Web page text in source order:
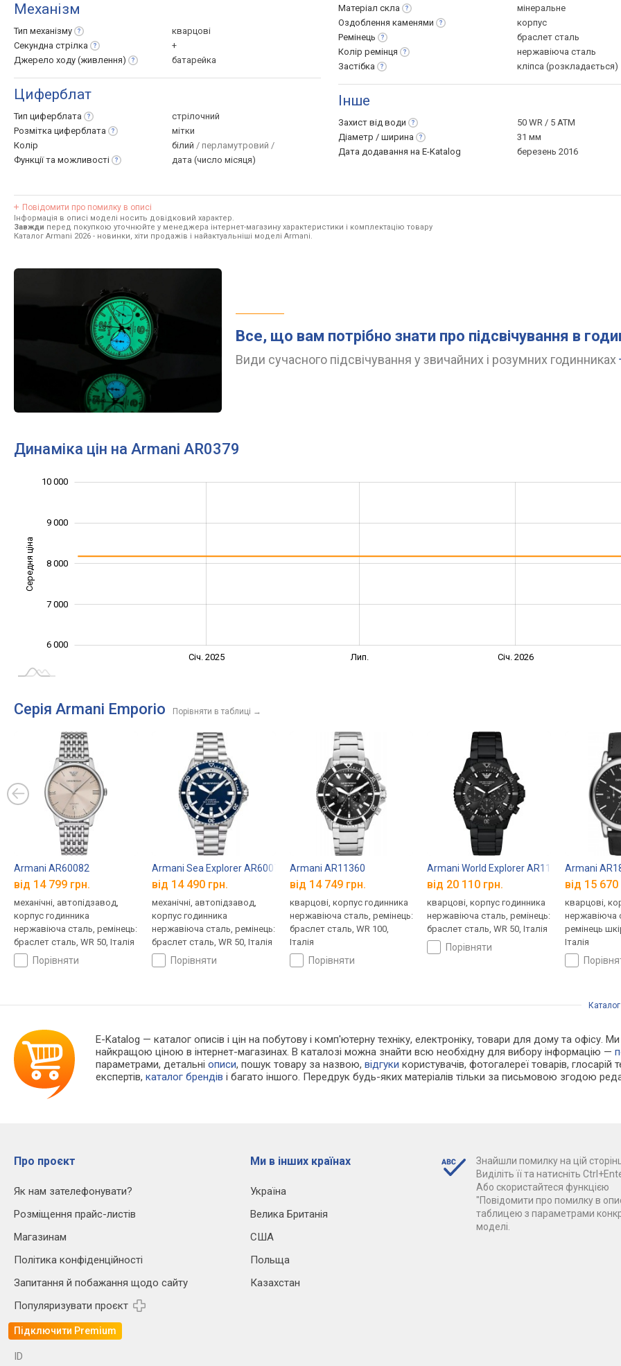
Механізм
Тип механізму
кварцові
Секундна стрілка
+
Джерело ходу (живлення) батарейка
Циферблат
Тип циферблата
стрілочний
Розмітка циферблата
мітки
Колір
білий / перламутровий /
Функції та можливості дата (число місяця)
Матеріал скла
мінеральне
Оздоблення каменями
корпус
Ремінець
браслет сталь
Колір ремінця
нержавіюча сталь
Застібка
кліпса (розкладається)
Інше
Захист від води
50 WR / 5 ATM
Діаметр / ширина
31 мм
Дата додавання на E-Katalog
березень 2016
Повідомити про помилку в описі
Інформація в описі моделі носить довідковий характер.
Завжди перед покупкою уточнюйте у менеджера інтернет-магазину характеристики і комплектацію товару
Каталог Armani 2026 - новинки, хіти продажів і найактуальніші моделі Armani.
Все, що вам потрібно знати про підсвічування в
Види сучасного підсвічування у звичайних і розумних годинниках
Динаміка цін на Armani AR0379
Середня ціна 10 000
6 000
7 000
8 000
9 000
10 000
Січ. 2025 Лип. Січ. 2026
Серія Armani Emporio Порівняти в таблиці →
Armani AR60082
від 14 799 грн.
механічні, автопідзавод,
корпус годинника
нержавіюча сталь, ремінець:
браслет сталь, WR 50, Італія
порівняти
Armani Sea Explorer AR60079
від 14 490 грн.
механічні, автопідзавод,
корпус годинника
нержавіюча сталь, ремінець:
браслет сталь, WR 50, Італія
порівняти
Armani AR11360
від 14 749 грн.
кварцові, корпус годинника
нержавіюча сталь, ремінець:
браслет сталь, WR 100,
Італія
порівняти
Armani World Explorer AR11784
від 20 110 грн.
кварцові, корпус годинника
нержавіюча сталь, ремінець:
браслет сталь, WR 50, Італія
порівняти
Armani
від 15 670
кварцові,
нержавіюча
ремінець
Італія
Каталог
E-Katalog — каталог описів і цін на побутову і комп'ютерну техніку, електроніку, товари для дому та офісу.
найкращою ціною в інтернет-магазинах. В каталозі можна знайти всю необхідну для вибору інформацію —
параметрами, детальніописи, пошук товару за назвою,відгуки користувачів, фотогалереї товарів, глосарій
експертів,каталог брендів і багато іншого. Передрук будь-яких матеріалів тільки за письмовою згодою
Про проєкт
Як нам зателефонувати?
Розміщення прайс-листів
Магазинам
Політика конфіденційності
Запитання й побажання щодо сайту
Популяризувати проєкт
Підключити Premium
Ми в інших країнах
Україна
Велика Британія
США
Польща
Казахстан
Знайшли помилку на цій
Виділіть її та натисніть
Або скористайтеся функцією
"Повідомити про помилку в
таблицею з параметрами
моделі.
ID